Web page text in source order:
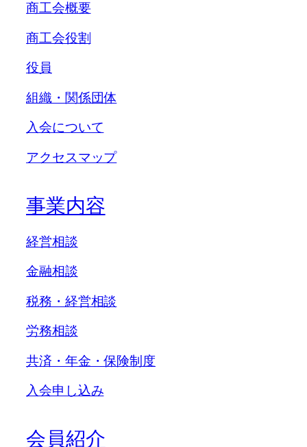
商工会概要
商工会役割
役員
組織・関係団体
入会について
アクセスマップ
事業内容
経営相談
金融相談
税務・経営相談
労務相談
共済・年金・保険制度
入会申し込み
会員紹介